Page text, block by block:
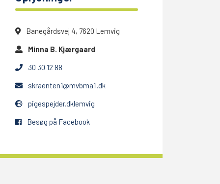
Banegårdsvej 4, 7620 Lemvig
Minna B. Kjærgaard
30 30 12 88
skraenten1@mvbmail.dk
pigespejder.dklemvig
Besøg på Facebook